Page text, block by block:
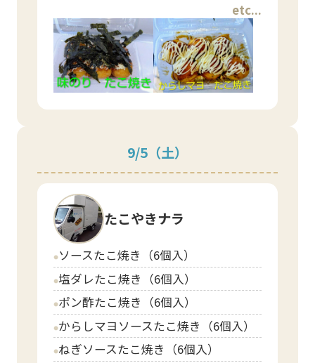
etc...
9/5 （土）
たこやきナラ
circle ソースたこ焼き（6個入）
circle塩ダレたこ焼き（6個入）
circleポン酢たこ焼き（6個入）
circleからしマヨソースたこ焼き（6個入）
circleねぎソースたこ焼き（6個入）